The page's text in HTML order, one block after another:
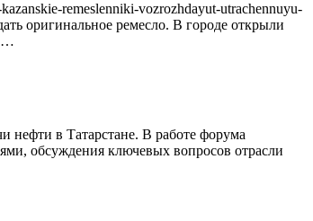
remeslenniki-vozrozhdayut-utrachennuyu-
оригинальное ремесло. В городе открыли
…
нефти в Татарстане. В работе форума
обсуждения ключевых вопросов отрасли